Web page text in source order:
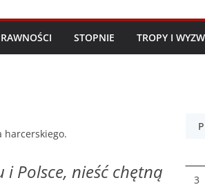
STOPNIE TROPY I
harcerskiego.
i Polsce, nieść chętną
P
3